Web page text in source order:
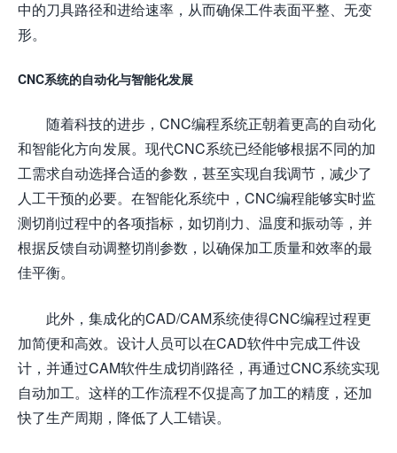
中的刀具路径和进给速率，从而确保工件表面平整、无变
形。
CNC系统的自动化与智能化发展
随着科技的进步，CNC编程系统正朝着更高的自动化
和智能化方向发展。现代CNC系统已经能够根据不同的加
工需求自动选择合适的参数，甚至实现自我调节，减少了
人工干预的必要。在智能化系统中，CNC编程能够实时监
测切削过程中的各项指标，如切削力、温度和振动等，并
根据反馈自动调整切削参数，以确保加工质量和效率的最
佳平衡。
此外，集成化的CAD/CAM系统使得CNC编程过程更
加简便和高效。设计人员可以在CAD软件中完成工件设
计，并通过CAM软件生成切削路径，再通过CNC系统实现
自动加工。这样的工作流程不仅提高了加工的精度，还加
快了生产周期，降低了人工错误。